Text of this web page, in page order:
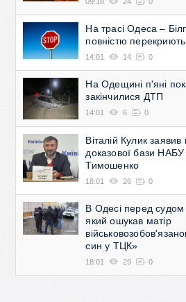
На трасі Одеса –
повністю
14:01 14 0
На Одещині п'яні
закінчилися ДТП
14:01 6 0
Віталій Кулик заявив
доказової бази НАБУ
Тимошенко
18:01 26 0
В Одесі перед судом
який ошукав матір
син у ТЦК»
18:01 29 0